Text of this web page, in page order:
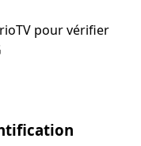
pour vérifier